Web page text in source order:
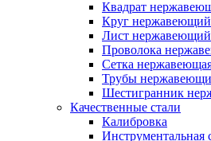
Квадрат
Круг нержавеющий
Лист нержавеющий
Проволока
Сетка
Трубы
Шестигранник
Качественные стали
Калибровка
Инструментальная